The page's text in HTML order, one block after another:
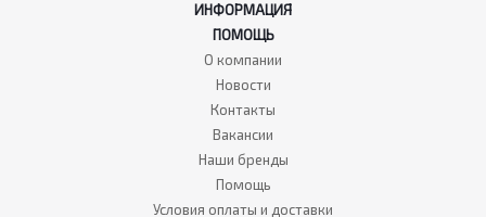
ИНФОРМАЦИЯ
ПОМОЩЬ
О компании
Новости
Контакты
Вакансии
Наши бренды
Помощь
Условия оплаты и доставки